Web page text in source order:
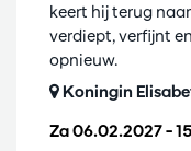
Za 06.02.2027–
keert hij terug
verdiept, verfijnt
opnieuw.
Koningin